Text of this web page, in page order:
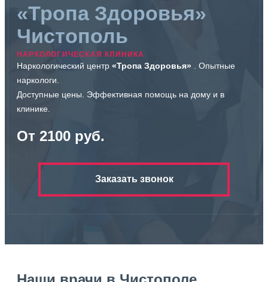
«Тропа Здоровья»
Чистополь
НАРКОЛОГИЧЕСКАЯ КЛИНИКА
Наркологический центр «Тропа Здоровья»
. Опытные
наркологи.
Доступные цены. Эффективная помощь на дому и в
клинике.
От 2100 руб.
Заказать звонок